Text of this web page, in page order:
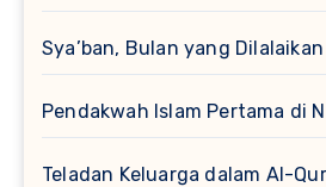
Sya’ban, Bulan yang Dilalaikan
Pendakwah Islam Pertama di
Teladan Keluarga dalam Al-